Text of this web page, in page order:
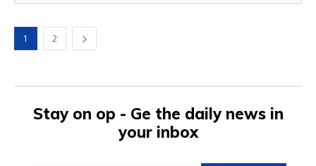
1 2
Stay on op - Ge the daily news in
your inbox